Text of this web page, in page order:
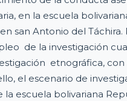
en la escuela
san Antonio del Táchira.
de la investigación
etnográfica, con
el escenario de
escuela bolivariana